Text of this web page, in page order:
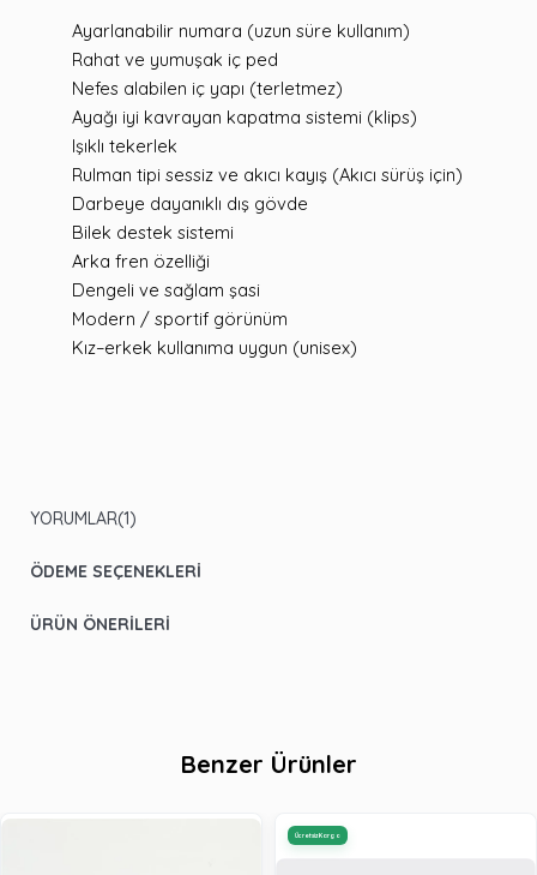
Ayarlanabilir numara (uzun süre kullanım)
Rahat ve yumuşak iç ped
Nefes alabilen iç yapı (terletmez)
Ayağı iyi kavrayan kapatma sistemi (klips)
Işıklı tekerlek
Rulman tipi sessiz ve akıcı kayış (Akıcı sürüş için)
Darbeye dayanıklı dış gövde
Bilek destek sistemi
Arka fren özelliği
Dengeli ve sağlam şasi
Modern / sportif görünüm
Kız–erkek kullanıma uygun (unisex)
YORUMLAR(1)
ÖDEME SEÇENEKLERI
ÜRÜN ÖNERILERI
Benzer Ürünler
Ücretsiz Kargo